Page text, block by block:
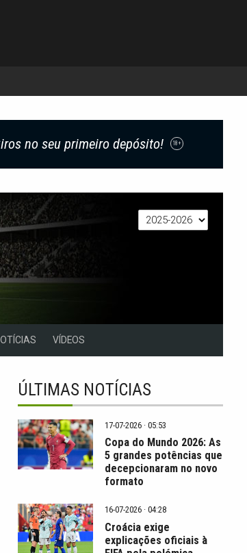
no seu primeiro depósito! 18+
VÍDEOS
ÚLTIMAS NOTÍCIAS
17-07-2026 · 05:53
Copa do Mundo 2026: As
5 grandes potências que
decepcionaram no novo
formato
16-07-2026 · 04:28
Croácia exige
explicações oficiais à